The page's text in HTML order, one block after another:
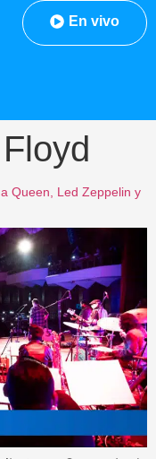
En vivo
Queen, Led Zeppelin y